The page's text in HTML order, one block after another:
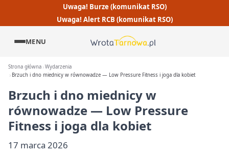
Uwaga! Burze (komunikat RSO)
Uwaga! Alert RCB (komunikat RSO)
MENU
Strona główna Wydarzenia
Brzuch i dno miednicy w równowadze — Low Pressure Fitness i joga dla kobiet
Brzuch i dno miednicy w
równowadze — Low Pressure
Fitness i joga dla kobiet
17 marca 2026